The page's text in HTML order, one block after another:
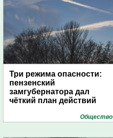
Три режима опасности:
пензенский
замгубернатора дал
чёткий план действий
Общество